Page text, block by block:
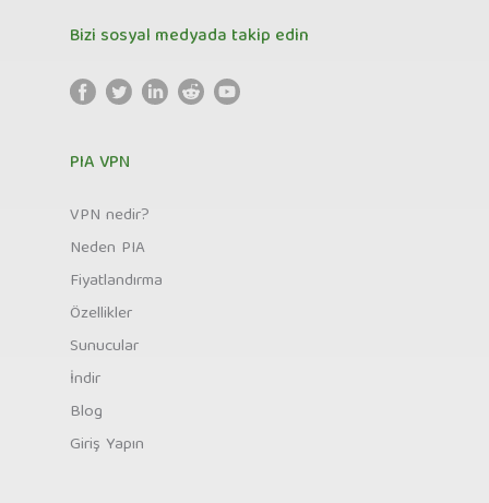
Bizi sosyal medyada takip edin
PIA VPN
VPN nedir?
Neden PIA
Fiyatlandırma
Özellikler
Sunucular
İndir
Blog
Giriş Yapın